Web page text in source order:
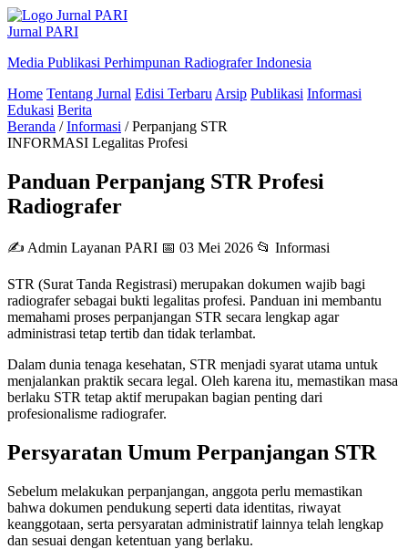
Jurnal PARI
Media Publikasi Perhimpunan Radiografer Indonesia
Home Tentang Jurnal Edisi Terbaru Arsip Publikasi Informasi
Edukasi Berita
Beranda / Informasi / Perpanjang STR
INFORMASI Legalitas Profesi
Panduan Perpanjang STR Profesi
Radiografer
✍ Admin Layanan PARI 📅 03 Mei 2026 📂 Informasi
STR (Surat Tanda Registrasi) merupakan dokumen wajib bagi
radiografer sebagai bukti legalitas profesi. Panduan ini membantu
memahami proses perpanjangan STR secara lengkap agar
administrasi tetap tertib dan tidak terlambat.
Dalam dunia tenaga kesehatan, STR menjadi syarat utama untuk
menjalankan praktik secara legal. Oleh karena itu, memastikan masa
berlaku STR tetap aktif merupakan bagian penting dari
profesionalisme radiografer.
Persyaratan Umum Perpanjangan STR
Sebelum melakukan perpanjangan, anggota perlu memastikan
bahwa dokumen pendukung seperti data identitas, riwayat
keanggotaan, serta persyaratan administratif lainnya telah lengkap
dan sesuai dengan ketentuan yang berlaku.